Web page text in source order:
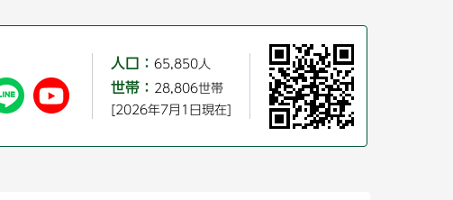
人口： 65,850人
世帯： 28,806世帯
[2026年7月1日現在]